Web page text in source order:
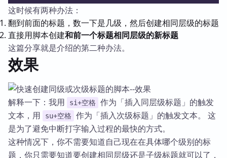
这时候有两种办法：
翻到前面的标题，数一下是几级，然后创建相同层级的标题
直接用脚本创建和前一个标题相同层级的新标题
这篇分享就是介绍的第二种办法。
效果
解释一下：我用 si+空格
作为「插入同层级标题」的触发
文本，用
su+空格
作为「插入次级标题」的触发文本。 这
是为了避免中断打字输入过程的最快的方式。
这种情况下，你不需要知道自己现在在具体哪个级别的标
题，你只需要知道要创建相同层级还是子级标题就可以了，